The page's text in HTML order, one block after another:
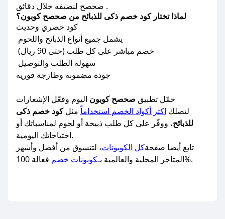
صحصح لنضيفه خلال دقائق .
لماذا تختار كود خصم ذكى للذبائح من صحصح كوبون؟
كود حصري وحديث
يشمل جميع أنواع الذبائح واللحوم
خصم مباشر على كل طلب (حتى 90 ريال)
سهولة الطلب والتوصيل
جودة مضمونة وطازجة فورية
حمّل تطبيق صحصح كوبون اليوم وفعّل الإشعارات
لتصلك اكثر أكواد الخصم استخداماًمثلكود خصم ذكى
للذبائح، ووفّر على كل طلب ذبيحة أو لحوم لمناسباتك أو
احتياجاتك اليومية.
تابع أيضا صفحةكل الكوبونات، لتتسوق من أفضل وأشهر
المتاجر المحلية والعالمية بـكوبونات خصم فعالة 100%.